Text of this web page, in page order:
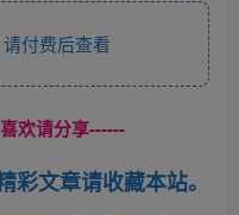
付费后查看
欢请分享------
彩文章请收藏本站。